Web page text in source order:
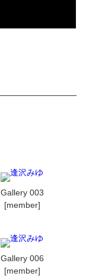
Gallery 003
[member]
Gallery 006
[member]